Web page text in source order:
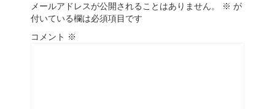
メールアドレスが公開されることはありません。 ※ が
付いている欄は必須項目です
コメント ※